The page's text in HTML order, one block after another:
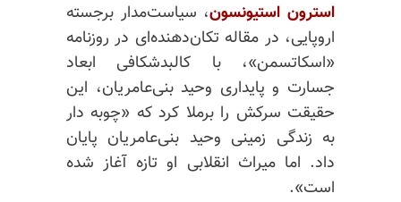
استرون استیونسون، سیاست‌مدار برجسته
اروپایی، در مقاله تکان‌دهنده‌ای در روزنامه
«اسکاتسمن»، با کالبدشکافی ابعاد
جسارت و پایداری وحید بنی‌عامریان، این
حقیقت سرکش را برملا کرد که «چوبه دار
به زندگی زمینی وحید بنی‌عامریان پایان
داد. اما میراث انقلابی او تازه آغاز شده
است».